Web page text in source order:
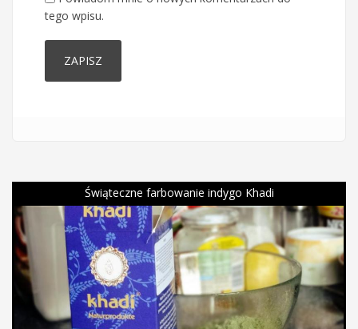
tego wpisu.
Świąteczne farbowanie indygo Khadi